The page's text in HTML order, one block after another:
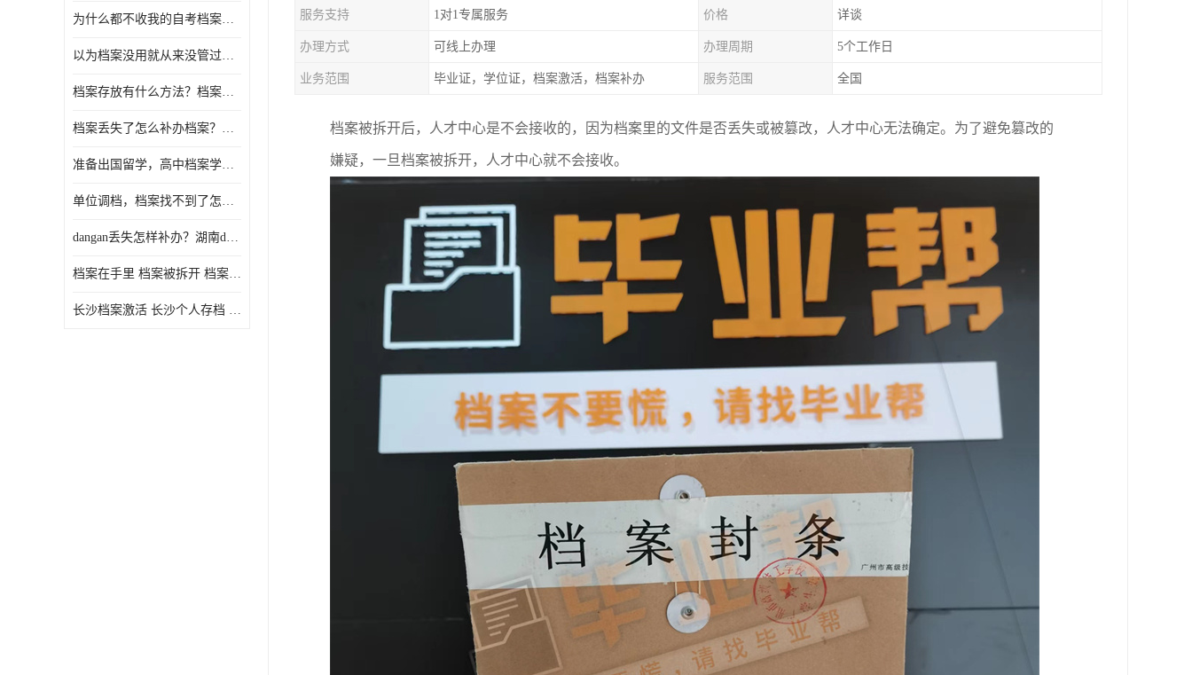
为什么都不收我的自考档案？自考档案怎么存档？
以为档案没用就从来没管过，现在要用档案该怎么办？
档案存放有什么方法？档案在手里为什么不能用
档案丢失了怎么补办档案？湖南档案补办 档案补办方法
准备出国留学，高中档案学校发给我了怎么办？
单位调档，档案找不到了怎么办？
dangan丢失怎样补办？湖南dangan丢失补办流程介绍！
档案在手里 档案被拆开 档案补办 档案问题一站式服务
长沙档案激活 长沙个人存档 长沙档案存档
服务支持 1对1专属服务 价格 详谈
办理方式 可线上办理 办理周期 5个工作日
业务范围 毕业证，学位证，档案激活，档案补办 服务范围 全国
档案被拆开后，人才中心是不会接收的，因为档案里的文件是否丢失或被篡改，人才中心无法确定。为了避免篡改的
嫌疑，一旦档案被拆开，人才中心就不会接收。